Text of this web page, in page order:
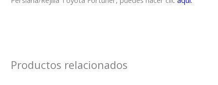
Productos relacionados